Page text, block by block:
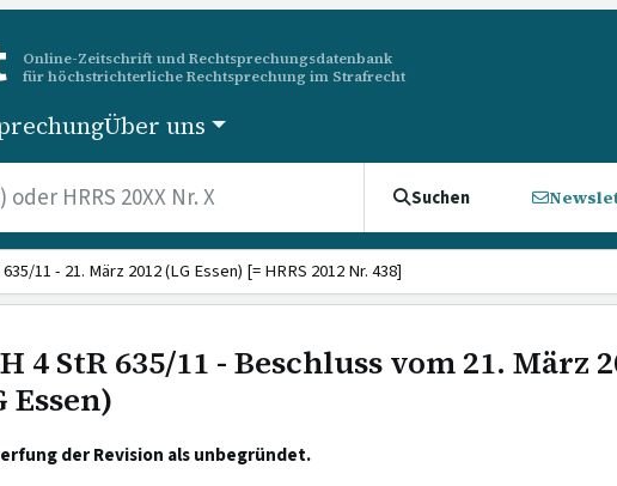
Online-Zeitschrift und Rechtsprechungsdatenbank
für höchstrichterliche Rechtsprechung im Strafrecht
Über uns
Suchen
11 - 21. März 2012 (LG Essen) [= HRRS 2012 Nr. 438]
4 StR 635/11 - Beschluss vom 21. März
Essen)
der Revision als unbegründet.